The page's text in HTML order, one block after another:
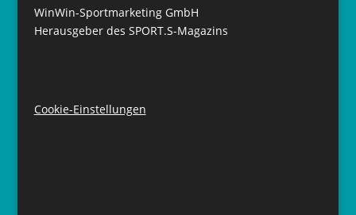
WinWin-Sportmarketing GmbH
Herausgeber des SPORT.S-Magazins
Cookie-Einstellungen